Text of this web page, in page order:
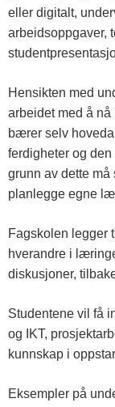
eller digitalt,
arbeidsoppgaver,
Hensikten med
arbeidet med å
bærer selv
ferdigheter og
grunn av dette må
planlegge egne
Fagskolen legger
hverandre i
diskusjoner,
Studentene vil få
og IKT,
kunnskap i
Eksempler på